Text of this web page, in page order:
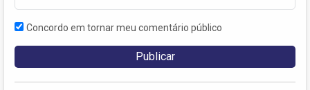
Concordo em tornar meu comentário público